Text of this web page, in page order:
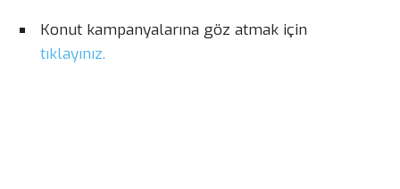
Konut kampanyalarına göz atmak için
tıklayınız.